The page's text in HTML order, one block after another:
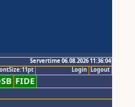
Servertime 06.08.2026 11:36:04
Logout
Login
FIDE